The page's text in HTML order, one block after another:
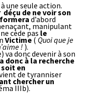
une seule action.
déçu de ne voir son
d’abord
manipulant
cède pas le
Victime ( Quoi que je
! ).
donc devenir à son
donc à la recherche
soit en
de tyranniser
chercher un
IIIb).